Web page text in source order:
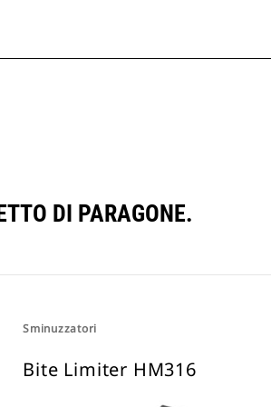
DI PARAGONE.
Sminuzzatori
Bite Limiter HM316